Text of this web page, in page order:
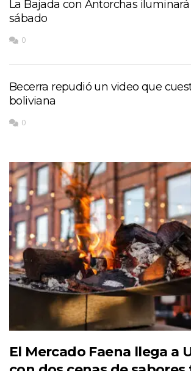
La Bajada con Antorchas
sábado
0
Becerra repudió un video que
boliviana
0
El Mercado Faena llega a